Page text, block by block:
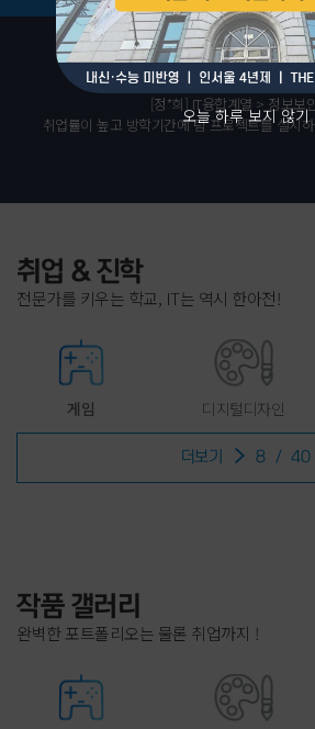
Why한아전
[정*희] IT융합계열 > 정보보
취업률이 높고 방학기간에 팀 프로젝트를 실시
취업 & 진학
전문가를 키우는 학교, IT는 역시 한아전!
게임 디지털디자인
더보기 8 / 40
작품 갤러리
완벽한 포트폴리오는 물론 취업까지 !
오늘 하루 보지 않기